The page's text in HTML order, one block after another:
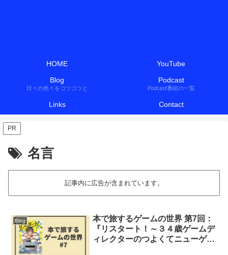
HOME
YouTube
Blog
日々の色々をコツコツと
Podcast
Podcast番組の一覧
Links Contact
PR
名言
記事内に広告が含まれています。
Blog
本で旅するゲームの世界 第7回：
『リスタート！～３４歳ゲームデ
ィレクターのつよくてニューゲー